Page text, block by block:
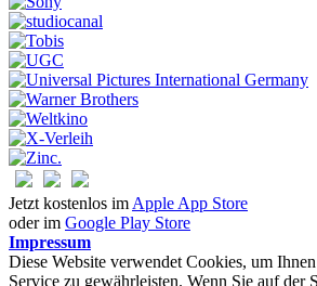
Jetzt kostenlos im Apple App Store
oder im Google Play Store
Impressum
Diese Website verwendet Cookies, um
Service zu gewährleisten. Wenn Sie auf der